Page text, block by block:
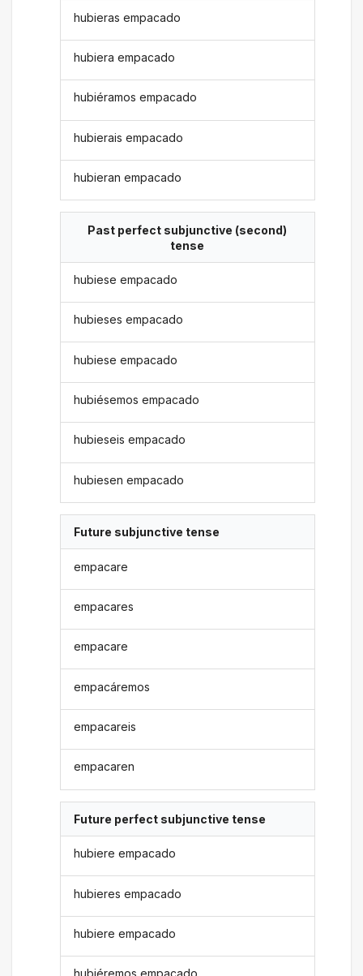
hubieras empacado
hubiera empacado
hubiéramos empacado
hubierais empacado
hubieran empacado
Past perfect subjunctive (second)
tense
hubiese empacado
hubieses empacado
hubiese empacado
hubiésemos empacado
hubieseis empacado
hubiesen empacado
Future subjunctive tense
empacare
empacares
empacare
empacáremos
empacareis
empacaren
Future perfect subjunctive tense
hubiere empacado
hubieres empacado
hubiere empacado